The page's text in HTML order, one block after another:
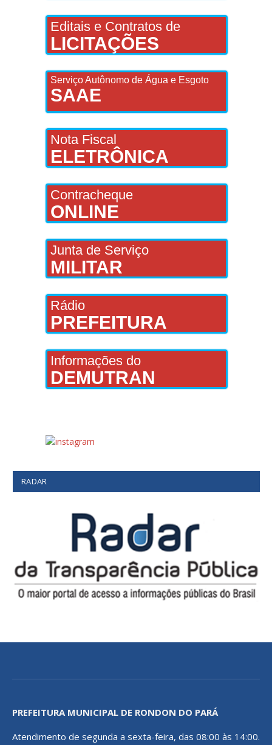
Editais e Contratos de
LICITAÇÕES
Serviço Autônomo de Água e Esgoto
SAAE
Nota Fiscal
ELETRÔNICA
Contracheque
ONLINE
Junta de Serviço
MILITAR
Rádio
PREFEITURA
Informações do
DEMUTRAN
RADAR
PREFEITURA MUNICIPAL DE RONDON DO PARÁ
Atendimento de segunda a sexta-feira, das 08:00 às 14:00.